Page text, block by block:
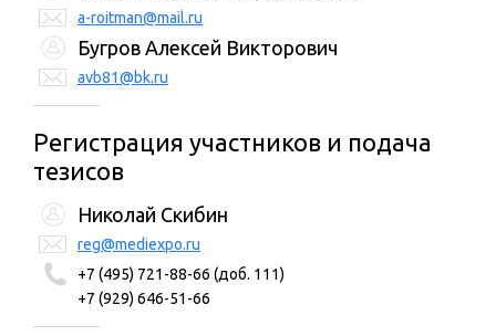
a-roitman@mail.ru
Бугров Алексей Викторович
avb81@bk.ru
Регистрация участников и подача
тезисов
Николай Скибин
reg@mediexpo.ru
+7 (495) 721-88-66 (доб. 111)
+7 (929) 646-51-66